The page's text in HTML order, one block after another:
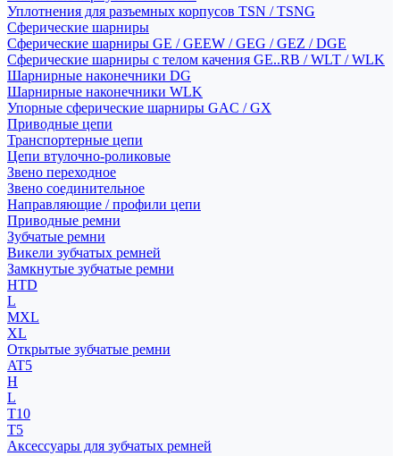
Уплотнения для разъемных корпусов TSN / TSNG
Сферические шарниры
Сферические шарниры GE / GEEW / GEG / GEZ / DGE
Сферические шарниры с телом качения GE..RB / WLT / WLK
Шарнирные наконечники DG
Шарнирные наконечники WLK
Упорные сферические шарниры GAC / GX
Приводные цепи
Транспортерные цепи
Цепи втулочно-роликовые
Звено переходное
Звено соединительное
Направляющие / профили цепи
Приводные ремни
Зубчатые ремни
Викели зубчатых ремней
Замкнутые зубчатые ремни
HTD
L
MXL
XL
Открытые зубчатые ремни
AT5
H
L
T10
T5
Аксессуары для зубчатых ремней